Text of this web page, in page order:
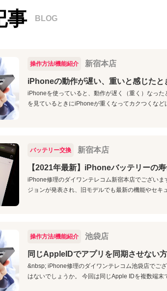
事 BLOG
操作方法/機能紹介 新宿本店
iPhoneの動作が遅い、重いと感じたと
iPhoneを使っていると、動作が遅く（重く）なっ
を見ているときにiPhoneが重くなってカクつくな
バッテリー交換 新宿本店
【2021年最新】iPhoneバッテリーの
iPhone修理のダイワンテレコム新宿本店でござい
ジョンが発表され、旧モデルでも最新の機能やセキ
操作方法/機能紹介 池袋店
同じAppleIDでアプリを同期させない方
&nbsp; iPhone修理のダイワンテレコム池袋店でご
はないでしょうか。 今回は同じApple IDを複数端末